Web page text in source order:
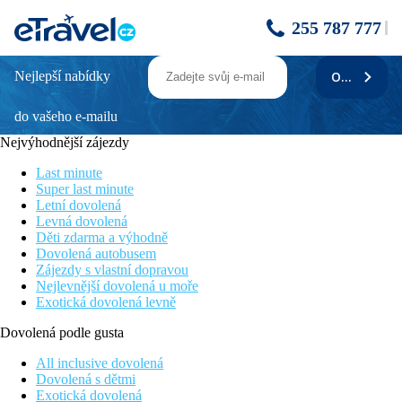
255 787 777
Dorieas
Vhodné pro rodiny s dětmi
Venkovní bazén s lehátky a slunečníky zdarma
Největší aquapark ostrova cca 3km
Výborný poměr polohy hotelu a ceny
Poloha
Hotel nedaleko rušného letoviska Faliraki s mnoha obchody,
tavernami a bary, cca 1000 m od pláže, nejbližší minimarket cca
200 m. Největší aquapark ostrova cca 2km. Hlavní město
Rhodos 16km. Zastávka autobusu cca 450 m.
Vybavení
Hlavní budova a 3 vedlejší budovy, celkem 115 pokojů. V
hlavní budově sesterského hotelu Diagoras recepce, trezor za
poplatek, restaurace, bar, centrální klimatizace. Venkovní bazén
Nejlepší nabídky
do vašeho e-mailu
ODEBÍRAT
Nejvýhodnější zájezdy
Last minute
Super last minute
Letní dovolená
Levná dovolená
Děti zdarma a výhodně
Dovolená autobusem
Zájezdy s vlastní dopravou
Nejlevnější dovolená u moře
Exotická dovolená levně
Dovolená podle gusta
All inclusive dovolená
Dovolená s dětmi
Exotická dovolená